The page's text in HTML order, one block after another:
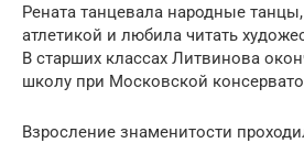
Рената танцевала народные
атлетикой и любила читать
В старших классах Литвинова
школу при Московской
Взросление знаменитости